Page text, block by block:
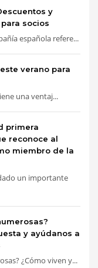
y
socios
española refere...
verano para
una ventaj...
primera
reconoce al
miembro de la
un importante
y ayúdanos a
¿Cómo viven y...